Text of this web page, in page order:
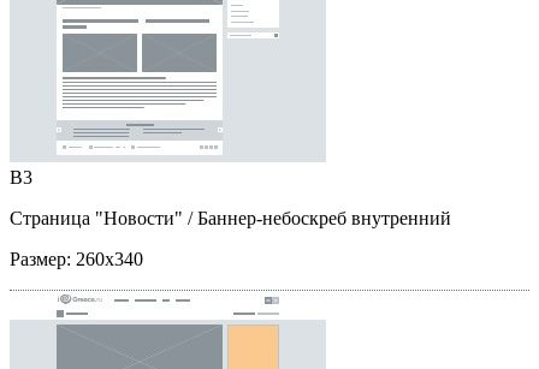
B3
Страница "Новости" / Баннер-небоскреб внутренний
Размер: 260x340